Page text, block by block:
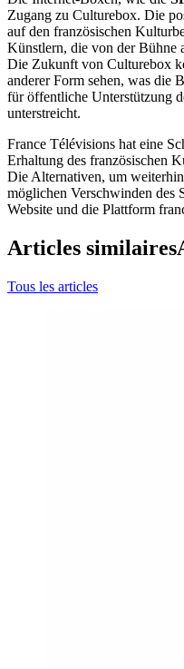
Zugang zu Culturebox. Die
auf den französischen
Künstlern, die von der Bühne
Die Zukunft von Culturebox
anderer Form sehen, was die
für öffentliche Unterstützung
unterstreicht.
France Télévisions hat eine
Erhaltung des französischen
Die Alternativen, um
möglichen Verschwinden des
Website und die Plattform
Articles similaires
Tous les articles